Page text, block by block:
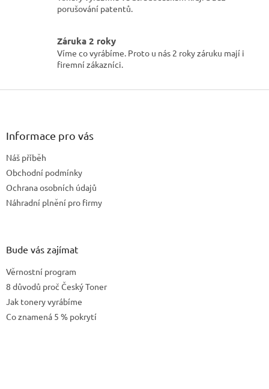
s
porušování patentů.
Záruka 2 roky
Víme co vyrábíme. Proto u nás 2 roky záruku mají i
firemní zákazníci.
Z
Informace pro vás
Náš příběh
Obchodní podmínky
Ochrana osobních údajů
Náhradní plnění pro firmy
Bude vás zajímat
Věrnostní program
8 důvodů proč Český Toner
Jak tonery vyrábíme
Co znamená 5 % pokrytí